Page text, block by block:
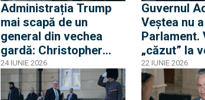
Administrația Trump
mai scapă de un
general din vechea
gardă: Christopher
Donaghue era unul
dintre susținătorii
Ucrainei
24 IUNIE 2026
Guvernul
Veștea nu
Parlament.
„căzut” la
învestire
22 IUNIE 2026